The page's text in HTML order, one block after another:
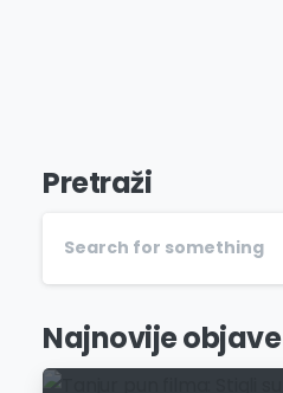
Pretraži
Najnovije objave